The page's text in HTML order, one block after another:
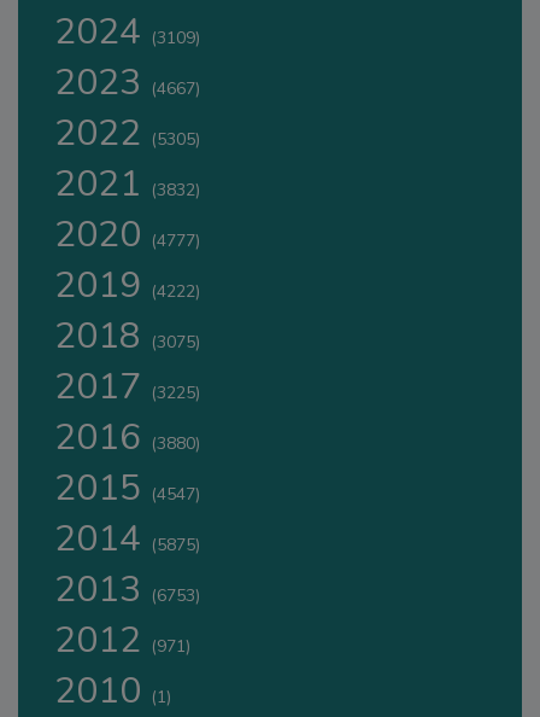
2024 (3109)
2023 (4667)
2022 (5305)
2021 (3832)
2020 (4777)
2019 (4222)
2018 (3075)
2017 (3225)
2016 (3880)
2015 (4547)
2014 (5875)
2013 (6753)
2012 (971)
2010 (1)